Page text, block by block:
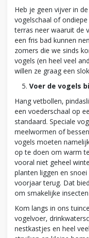
Heb je geen vijver in
vogelschaal of
terras neer waaruit de
een fris bad kunnen
zomers die we sinds
vogels (en heel veel
willen ze graag een
Voer de vogels
Hang vetbollen,
een voederschaal op
standaard. Speciale
meelwormen of
vogels moeten
op te doen om warm
vooral niet geheel
planten liggen en
voorjaar terug. Dat
om smakelijke
Kom langs in ons
vogelvoer,
nestkastjes en heel